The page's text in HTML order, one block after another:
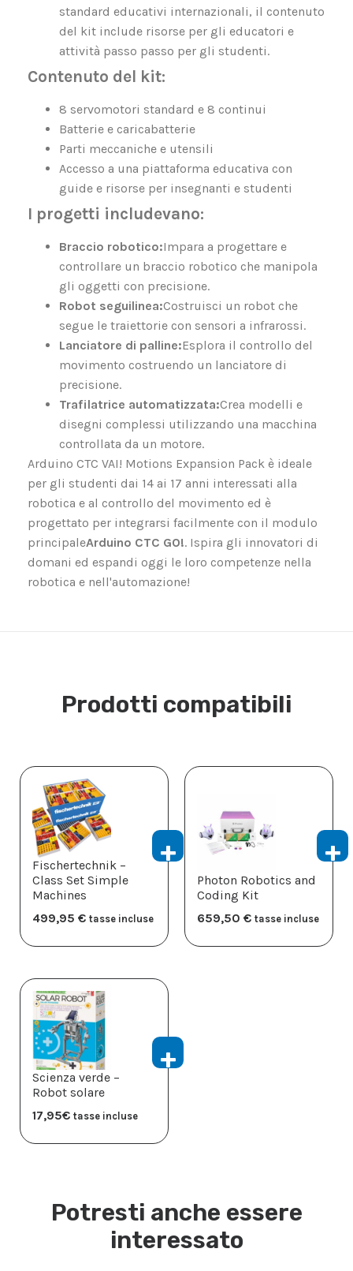
standard educativi internazionali, il contenuto
del kit include risorse per gli educatori e
attività passo passo per gli studenti.
Contenuto del kit:
8 servomotori standard e 8 continui
Batterie e caricabatterie
Parti meccaniche e utensili
Accesso a una piattaforma educativa con
guide e risorse per insegnanti e studenti
I progetti includevano:
Braccio robotico:Impara a progettare e
controllare un braccio robotico che manipola
gli oggetti con precisione.
Robot seguilinea:Costruisci un robot che
segue le traiettorie con sensori a infrarossi.
Lanciatore di palline:Esplora il controllo del
movimento costruendo un lanciatore di
precisione.
Trafilatrice automatizzata:Crea modelli e
disegni complessi utilizzando una macchina
controllata da un motore.
Arduino CTC VAI! Motions Expansion Pack è ideale
per gli studenti dai 14 ai 17 anni interessati alla
robotica e al controllo del movimento ed è
progettato per integrarsi facilmente con il modulo
principaleArduino CTC GO!. Ispira gli innovatori di
domani ed espandi oggi le loro competenze nella
robotica e nell'automazione!
Prodotti compatibili
Fischertechnik –
Class Set Simple
Machines
499,95 € tasse incluse
Photon Robotics and
Coding Kit
659,50 € tasse incluse
Scienza verde –
Robot solare
17,95€ tasse incluse
Potresti anche essere
interessato